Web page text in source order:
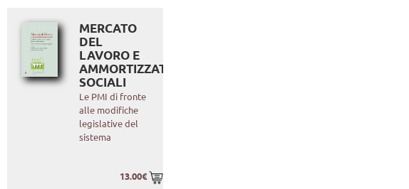
MERCATO
DEL
LAVORO E
AMMORTIZZATORI
SOCIALI
Le PMI di fronte
alle modifiche
legislative del
sistema
13.00€